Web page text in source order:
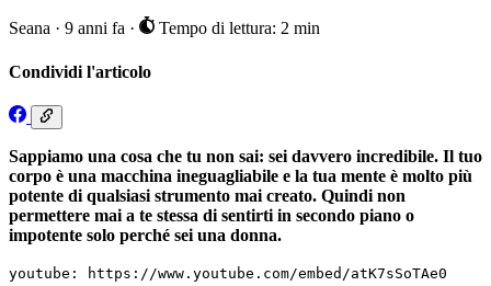
Seana · 9 anni fa · Tempo di lettura: 2 min
Condividi l'articolo
Sappiamo una cosa che tu non sai: sei davvero incredibile. Il tuo
corpo è una macchina ineguagliabile e la tua mente è molto più
potente di qualsiasi strumento mai creato. Quindi non
permettere mai a te stessa di sentirti in secondo piano o
impotente solo perché sei una donna.
youtube: https://www.youtube.com/embed/atK7sSoTAe0